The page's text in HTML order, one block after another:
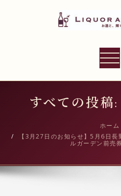
プ
LIQUOR AND STAR
ナ
ー
ョ
ン
り
すべての投稿
ホーム
【3月27日のお知らせ】5月6日
ルガーデン前売